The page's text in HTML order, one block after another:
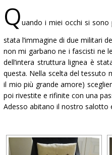
Quando i miei occhi si
stata l’immagine di due militari
non mi garbano ne i fascisti ne
dell’intera struttura lignea è
questa. Nella scelta del tessuto
il mio più grande amore)
poi rivestite e rifinite con una
Adesso abitano il nostro salotto